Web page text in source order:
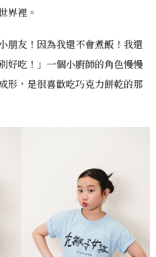
界裡。
朋友！因為我還不會煮飯！我還
好吃！」一個小廚師的角色慢慢
形，是很喜歡吃巧克力餅乾的那